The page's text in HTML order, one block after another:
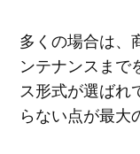
多くの場合は、
ンテナンスまで
ス形式が選ばれ
らない点が最大